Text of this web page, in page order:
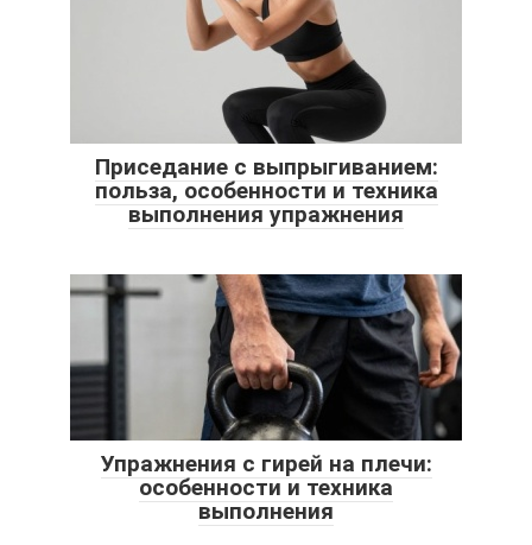
Приседание с выпрыгиванием:
польза, особенности и техника
выполнения упражнения
Упражнения с гирей на плечи:
особенности и техника
выполнения